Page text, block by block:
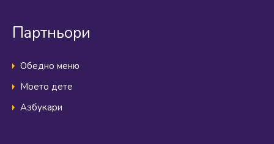
Партньори
Обедно меню
Моето дете
Азбукари